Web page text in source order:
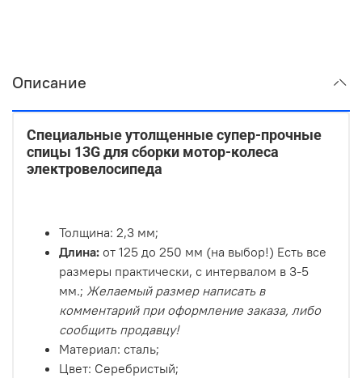
Описание
Специальные утолщенные супер-прочные
спицы 13G для сборки мотор-колеса
электровелосипеда
Толщина: 2,3 мм;
Длина: от 125 до 250 мм (на выбор!) Есть все
размеры практически, с интервалом в 3-5
мм.; Желаемый размер написать в
комментарий при оформление заказа, либо
сообщить продавцу!
Материал: сталь;
Цвет: Серебристый;